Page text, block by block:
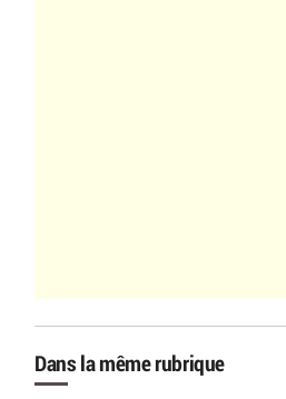
Dans la même rubrique